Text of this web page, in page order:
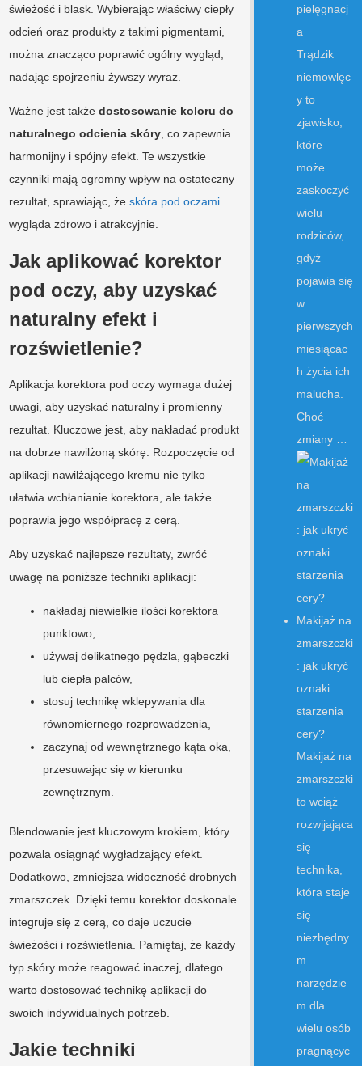
świeżość i blask. Wybierając właściwy ciepły
odcień oraz produkty z takimi pigmentami,
można znacząco poprawić ogólny wygląd,
nadając spojrzeniu żywszy wyraz.
Ważne jest takżedostosowanie koloru do
naturalnego odcienia skóry , co zapewnia
harmonijny i spójny efekt. Te wszystkie
czynniki mają ogromny wpływ na ostateczny
rezultat, sprawiając, żeskóra pod oczami
wygląda zdrowo i atrakcyjnie.
Jak aplikować korektor
pod oczy, aby uzyskać
naturalny efekt i
rozświetlenie?
Aplikacja korektora pod oczy wymaga dużej
uwagi, aby uzyskać naturalny i promienny
rezultat. Kluczowe jest, aby nakładać produkt
na dobrze nawilżoną skórę. Rozpoczęcie od
aplikacji nawilżającego kremu nie tylko
ułatwia wchłanianie korektora, ale także
poprawia jego współpracę z cerą.
Aby uzyskać najlepsze rezultaty, zwróć
uwagę na poniższe techniki aplikacji:
nakładaj niewielkie ilości korektora
punktowo,
używaj delikatnego pędzla, gąbeczki
lub ciepła palców,
stosuj technikę wklepywania dla
równomiernego rozprowadzenia,
zaczynaj od wewnętrznego kąta oka,
przesuwając się w kierunku
zewnętrznym.
Blendowanie jest kluczowym krokiem, który
pozwala osiągnąć wygładzający efekt.
Dodatkowo, zmniejsza widoczność drobnych
zmarszczek. Dzięki temu korektor doskonale
integruje się z cerą, co daje uczucie
świeżości i rozświetlenia. Pamiętaj, że każdy
typ skóry może reagować inaczej, dlatego
warto dostosować technikę aplikacji do
swoich indywidualnych potrzeb.
Jakie techniki
pielęgnacj
a
Trądzik
niemowlęc
y to
zjawisko,
które
może
zaskoczyć
wielu
rodziców,
gdyż
pojawia się
w
pierwszych
miesiącac
h życia ich
malucha.
Choć
zmiany …
Makijaż na
zmarszczki
: jak ukryć
oznaki
starzenia
cery?
Makijaż na
zmarszczki
to wciąż
rozwijająca
się
technika,
która staje
się
niezbędny
m
narzędzie
m dla
wielu osób
pragnącyc